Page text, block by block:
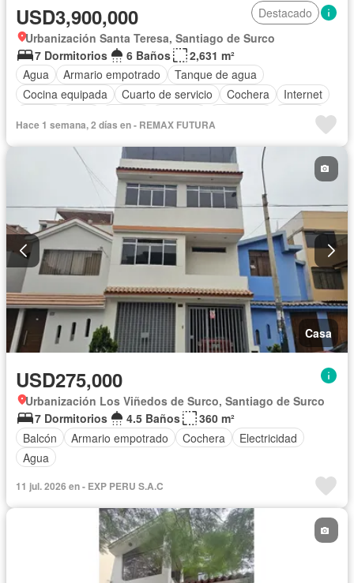
USD3,900,000
Destacado
Urbanización Santa Teresa, Santiago de Surco
7 Dormitorios
6 Baños
2,631 m²
Agua
Armario empotrado
Tanque de agua
Cocina equipada
Cuarto de servicio Cochera
Internet
Terraza
Vista panorámica
Hace 1 semana, 2 días en - REMAX FUTURA
Casa
USD275,000
Urbanización Los Viñedos de Surco, Santiago de Surco
7 Dormitorios
4.5 Baños
360 m²
Balcón
Armario empotrado Cochera
Electricidad
Agua
11 jul. 2026 en - EXP PERU S.A.C